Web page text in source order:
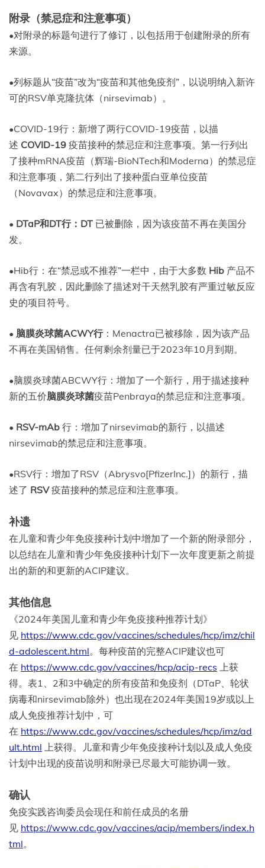
附录（禁忌症和注意事项）
•对附录的标题句进行了修订，以包括用于创建附录的所有
来源。
•列标题从“疫苗”改为“疫苗和其他免疫剂”，以说明纳入新许
可的RSV单克隆抗体（nirsevimab）。
•COVID-19行：新增了两行COVID-19疫苗，以描
述 COVID-19 疫苗接种的禁忌症和注意事项。第一行列出
了接种mRNA疫苗（辉瑞-BioNTech和Moderna）的禁忌症
和注意事项，第二行列出了接种蛋白亚单位疫苗
（Novavax）的禁忌症和注意事项。
• DTaP和DT行：DT 已被删除，因为该疫苗不再在美国分
发。
•Hib行：在“禁忌或不推荐”一栏中，由于大多数 Hib 产品不
再含有乳胶，因此删除了描述对干天然乳胶有严重过敏反应
史的项目符号。
• 脑膜炎球菌ACWY行：Menactra已被移除，因为该产品
不再在美国销售。任何剩余剂量已于2023年10月到期。
•脑膜炎球菌ABCWY行：增加了一个新行，用于描述接种
新的五价脑膜炎球菌疫苗Penbraya的禁忌症和注意事项。
• RSV-mAb 行：增加了nirsevimab的新行，以描述
nirsevimab的禁忌症和注意事项。
•RSV行：增加了RSV（Abrysvo[PfizerInc.]）的新行，描
述了 RSV疫苗接种的禁忌症和注意事项。
补遗
在儿童和青少年免疫接种计划中增加了一个新的附录部分，
以总结在儿童和青少年免疫接种计划下一次年度更新之前提
出的新的和更新的ACIP建议。
其他信息
《2024年美国儿童和青少年免疫接种推荐计划》
见 https://www.cdc.gov/vaccines/schedules/hcp/imz/chil
d-adolescent.html。每种疫苗的完整ACIP建议也可
在 https://www.cdc.gov/vaccines/hcp/acip-recs 上获
得。表1、2和3中确定的所有疫苗和免疫剂（DTaP、轮状
病毒和nirsevimab除外）也出现在2024年美国19岁或以上
成人免疫推荐计划中，可
在 https://www.cdc.gov/vaccines/schedules/hcp/imz/ad
ult.html 上获得。儿童和青少年免疫接种计划以及成人免疫
计划中出现的疫苗说明和附录已尽最大可能协调一致。
确认
免疫实践咨询委员会现任和前任成员的名册
见 https://www.cdc.gov/vaccines/acip/members/index.h
tml。